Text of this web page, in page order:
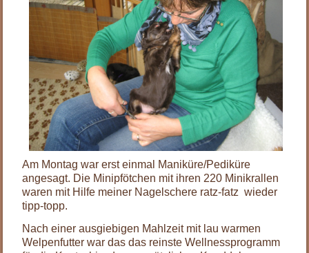
Am Montag war erst einmal Maniküre/Pediküre
angesagt. Die Minipfötchen mit ihren 220 Minikrallen
waren mit Hilfe meiner Nagelschere ratz-fatz wieder
tipp-topp.
Nach einer ausgiebigen Mahlzeit mit lau warmen
Welpenfutter war das das reinste Wellnessprogramm